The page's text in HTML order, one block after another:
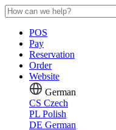
POS
Pay
Reservation
Order
Website
German
CS Czech
PL Polish
DE German